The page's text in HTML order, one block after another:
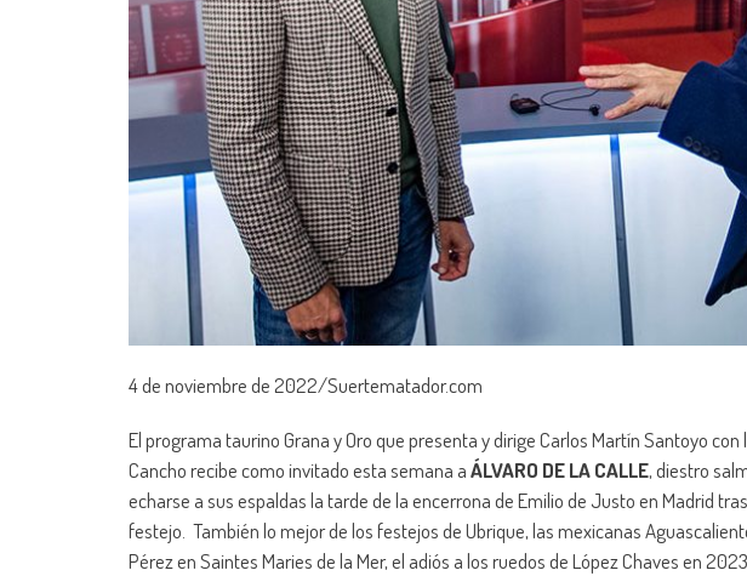
4 de noviembre de 2022/Suertematador.com
El programa taurino Grana y Oro que presenta y dirige Carlos Martín Santoyo
Cancho recibe como invitado esta semana aÁLVARO DE LA CALLE, diestro
echarse a sus espaldas la tarde de la encerrona de Emilio de Justo en Madrid
festejo. También lo mejor de los festejos de Ubrique, las mexicanas
Pérez en Saintes Maries de la Mer, el adiós a los ruedos de López Chaves en